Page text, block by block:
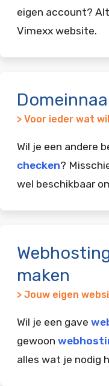
eigen account?
Vimexx website.
> Voor ieder wat
Wil je een andere
checken?
wel beschikbaar
maken
> Jouw eigen
Wil je een gave
gewoon
alles wat je nodig